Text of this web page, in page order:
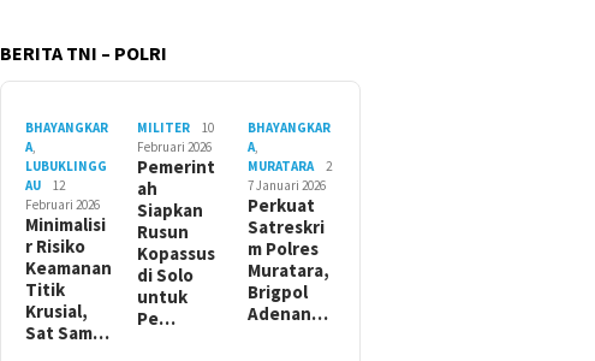
BERITA TNI – POLRI
BHAYANGKAR
A,
LUBUKLINGG
AU
12
Februari 2026
Minimalisi
r Risiko
Keamanan
Titik
Krusial,
Sat Sam…
MILITER
10
Februari 2026
Pemerint
ah
Siapkan
Rusun
Kopassus
di Solo
untuk
Pe…
BHAYANGKAR
A,
MURATARA
2
7 Januari 2026
Perkuat
Satreskri
m Polres
Muratara,
Brigpol
Adenan…